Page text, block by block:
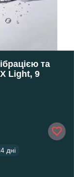
та
Light, 9
дні